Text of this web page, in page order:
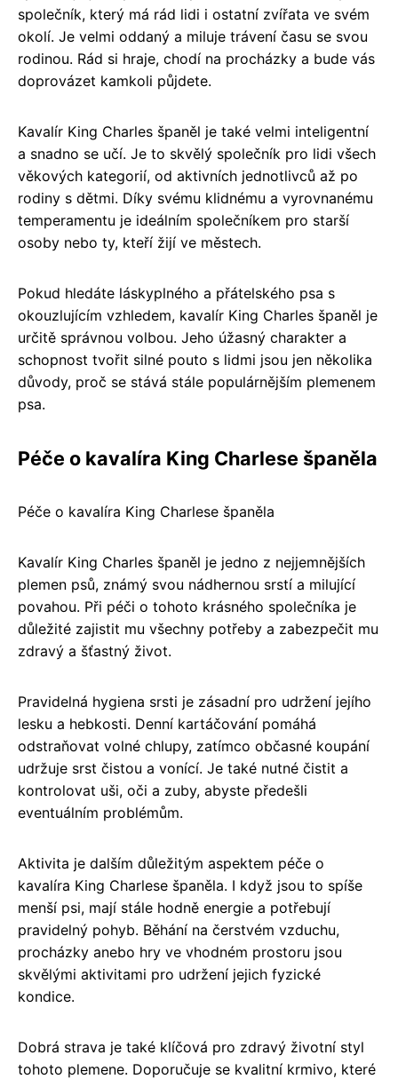
společník, který má rád lidi i ostatní zvířata ve svém
okolí. Je velmi oddaný a miluje trávení času se svou
rodinou. Rád si hraje, chodí na procházky a bude vás
doprovázet kamkoli půjdete.
Kavalír King Charles španěl je také velmi inteligentní
a snadno se učí. Je to skvělý společník pro lidi všech
věkových kategorií, od aktivních jednotlivců až po
rodiny s dětmi. Díky svému klidnému a vyrovnanému
temperamentu je ideálním společníkem pro starší
osoby nebo ty, kteří žijí ve městech.
Pokud hledáte láskyplného a přátelského psa s
okouzlujícím vzhledem, kavalír King Charles španěl je
určitě správnou volbou. Jeho úžasný charakter a
schopnost tvořit silné pouto s lidmi jsou jen několika
důvody, proč se stává stále populárnějším plemenem
psa.
Péče o kavalíra King Charlese španěla
Péče o kavalíra King Charlese španěla
Kavalír King Charles španěl je jedno z nejjemnějších
plemen psů, známý svou nádhernou srstí a milující
povahou. Při péči o tohoto krásného společníka je
důležité zajistit mu všechny potřeby a zabezpečit mu
zdravý a šťastný život.
Pravidelná hygiena srsti je zásadní pro udržení jejího
lesku a hebkosti. Denní kartáčování pomáhá
odstraňovat volné chlupy, zatímco občasné koupání
udržuje srst čistou a vonící. Je také nutné čistit a
kontrolovat uši, oči a zuby, abyste předešli
eventuálním problémům.
Aktivita je dalším důležitým aspektem péče o
kavalíra King Charlese španěla. I když jsou to spíše
menší psi, mají stále hodně energie a potřebují
pravidelný pohyb. Běhání na čerstvém vzduchu,
procházky anebo hry ve vhodném prostoru jsou
skvělými aktivitami pro udržení jejich fyzické
kondice.
Dobrá strava je také klíčová pro zdravý životní styl
tohoto plemene. Doporučuje se kvalitní krmivo, které